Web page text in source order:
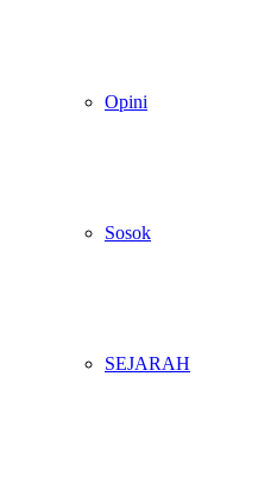
Opini
Sosok
SEJARAH